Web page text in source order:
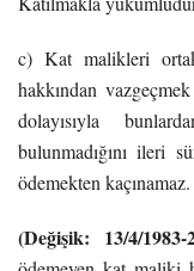
c) Kat malikleri
hakkından
dolayısıyla
bulunmadığını ileri
ödemekten kaçınamaz.
(Değişik: 13/4/